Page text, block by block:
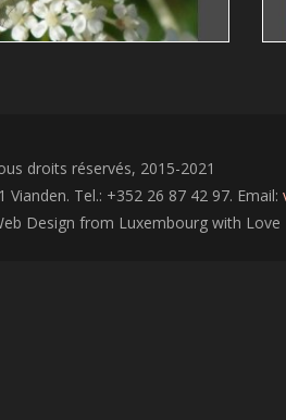
nature insecte
droits réservés, 2015-2021
Vianden. Tel.: +352 26 87 42 97. Email:
Design from Luxembourg with Love